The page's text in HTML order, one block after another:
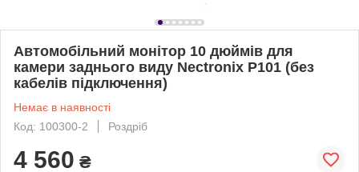
Автомобільний монітор 10 дюймів для
камери заднього виду Nectronix P101 (без
кабелів підключення)
Немає в наявності
Код: 100300-2
Роздріб
4 560 ₴